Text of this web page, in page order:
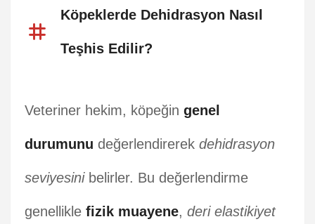
Köpeklerde Dehidrasyon Nasıl
Teşhis Edilir?
Veteriner hekim, köpeğin genel
durumunu değerlendirerek dehidrasyon
seviyesinibelirler. Bu değerlendirme
genellikle fizik muayene, deri elastikiyet